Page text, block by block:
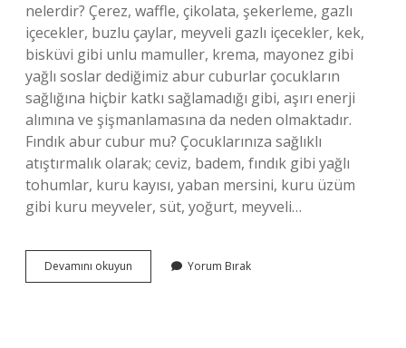
nelerdir? Çerez, waffle, çikolata, şekerleme, gazlı
içecekler, buzlu çaylar, meyveli gazlı içecekler, kek,
bisküvi gibi unlu mamuller, krema, mayonez gibi
yağlı soslar dediğimiz abur cuburlar çocukların
sağlığına hiçbir katkı sağlamadığı gibi, aşırı enerji
alımına ve şişmanlamasına da neden olmaktadır.
Fındık abur cubur mu? Çocuklarınıza sağlıklı
atıştırmalık olarak; ceviz, badem, fındık gibi yağlı
tohumlar, kuru kayısı, yaban mersini, kuru üzüm
gibi kuru meyveler, süt, yoğurt, meyveli…
Devamını okuyun Kuruyemis
Abur
Yorum Bırak